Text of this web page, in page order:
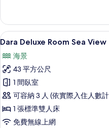
有
相
片
with
Club
Benefits
View
的
詳
情
顯
Dara
Deluxe
Room
Sea
View
的
6
Dara Deluxe Room Sea View
海景
43 平方公尺
1 間臥室
可容納 3 人 (依實際入住人數
1 張標準雙人床
免費無線上網